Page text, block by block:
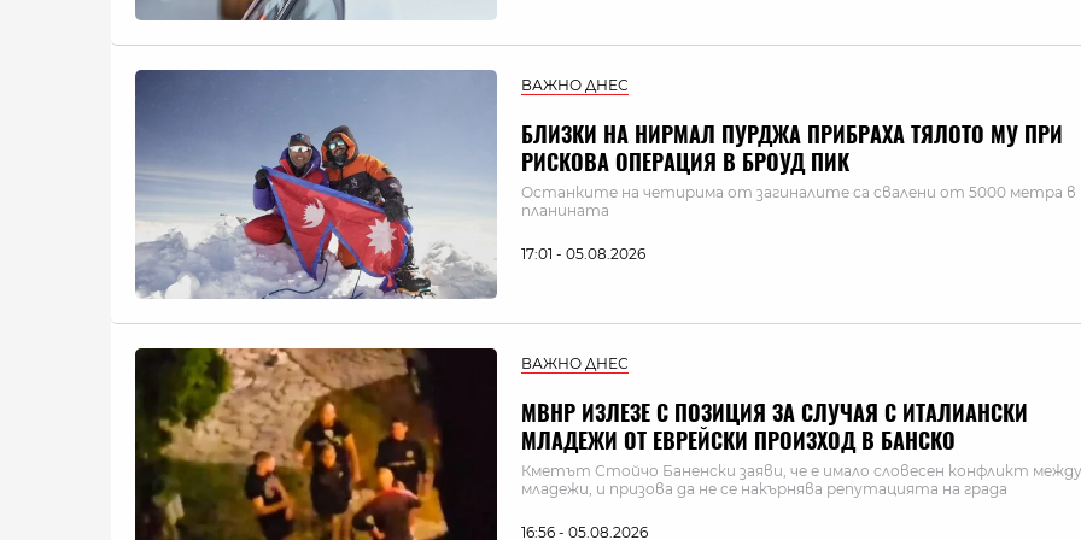
ВАЖНО ДНЕС
БЛИЗКИ НА НИРМАЛ ПУРДЖА ПРИБРАХА ТЯЛОТО МУ ПРИ
РИСКОВА ОПЕРАЦИЯ В БРОУД ПИК
Останките на четирима от загиналите са свалени от 5000 метра в
планината
17:01 - 05.08.2026
ВАЖНО ДНЕС
МВНР ИЗЛЕЗЕ С ПОЗИЦИЯ ЗА СЛУЧАЯ С ИТАЛИАНСКИ
МЛАДЕЖИ ОТ ЕВРЕЙСКИ ПРОИЗХОД В БАНСКО
Кметът Стойчо Баненски заяви, че е имало словесен конфликт между
младежи, и призова да не се накърнява репутацията на града
16:56 - 05.08.2026